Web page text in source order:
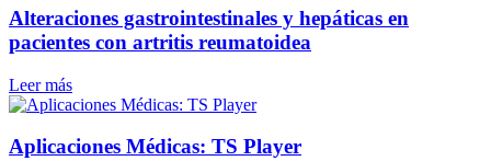
Alteraciones gastrointestinales y hepáticas en
pacientes con artritis reumatoidea
Leer más
Aplicaciones Médicas: TS Player